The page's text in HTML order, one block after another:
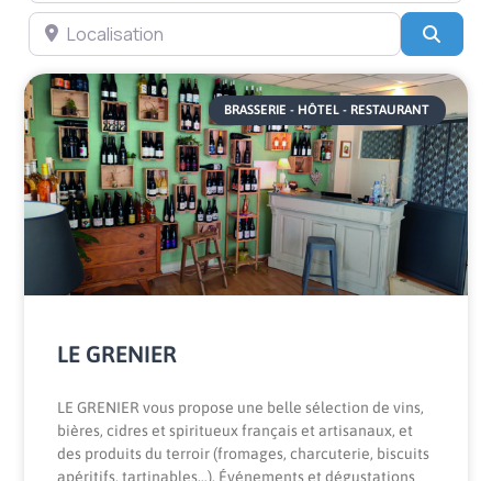
Localisation
BRASSERIE - HÔTEL - RESTAURANT
LE GRENIER
LE GRENIER vous propose une belle sélection de vins,
bières, cidres et spiritueux français et artisanaux, et
des produits du terroir (fromages, charcuterie, biscuits
apéritifs, tartinables…). Événements et dégustations